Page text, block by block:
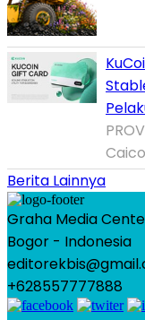
Berita Lainnya
Graha Media
Bogor - Indonesia
+628557777888